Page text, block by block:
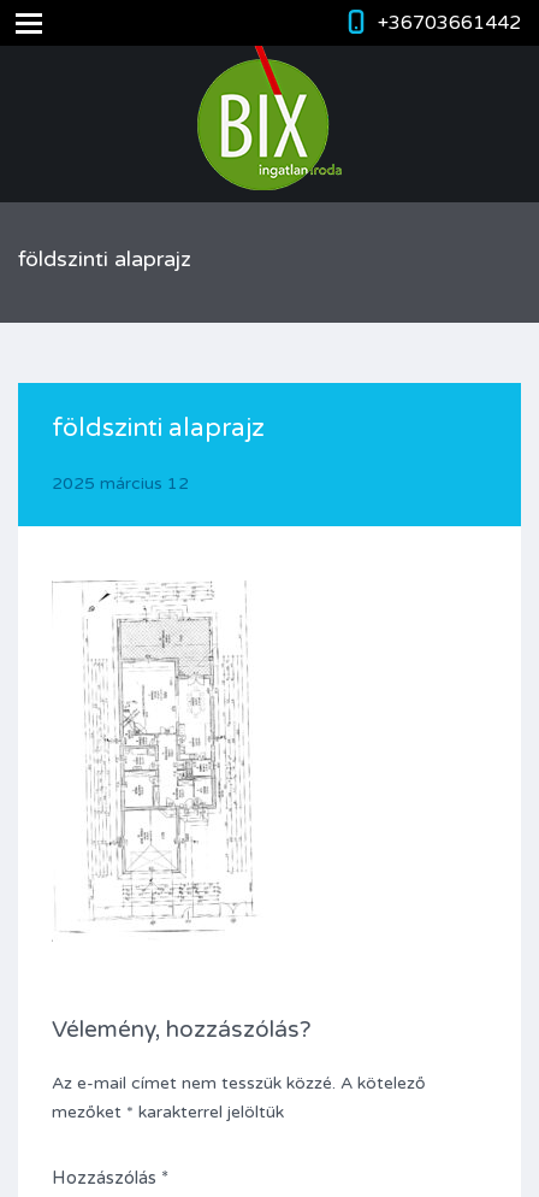
+36703661442
földszinti alaprajz
földszinti alaprajz
2025 március 12
Vélemény, hozzászólás?
Az e-mail címet nem tesszük közzé. A kötelező
mezőket * karakterrel jelöltük
Hozzászólás *